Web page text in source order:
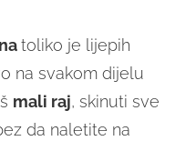
toliko je lijepih
na svakom dijelu
mali raj, skinuti sve
da naletite na